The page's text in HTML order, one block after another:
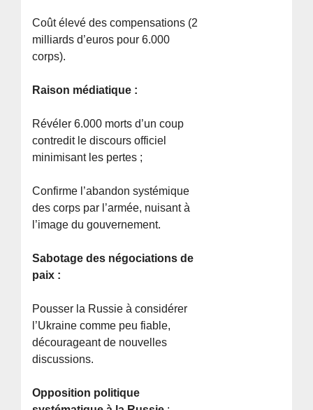
Coût élevé des compensations (2
milliards d’euros pour 6.000
corps).
Raison médiatique :
Révéler 6.000 morts d’un coup
contredit le discours officiel
minimisant les pertes ;
Confirme l’abandon systémique
des corps par l’armée, nuisant à
l’image du gouvernement.
Sabotage des négociations de
paix :
Pousser la Russie à considérer
l’Ukraine comme peu fiable,
décourageant de nouvelles
discussions.
Opposition politique